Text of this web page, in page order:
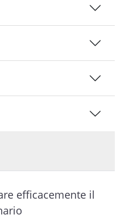
efficacemente il